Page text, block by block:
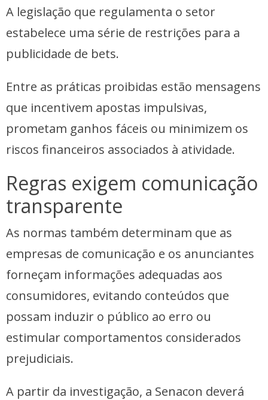
A legislação que regulamenta o setor
estabelece uma série de restrições para a
publicidade de bets.
Entre as práticas proibidas estão mensagens
que incentivem apostas impulsivas,
prometam ganhos fáceis ou minimizem os
riscos financeiros associados à atividade.
Regras exigem comunicação
transparente
As normas também determinam que as
empresas de comunicação e os anunciantes
forneçam informações adequadas aos
consumidores, evitando conteúdos que
possam induzir o público ao erro ou
estimular comportamentos considerados
prejudiciais.
A partir da investigação, a Senacon deverá